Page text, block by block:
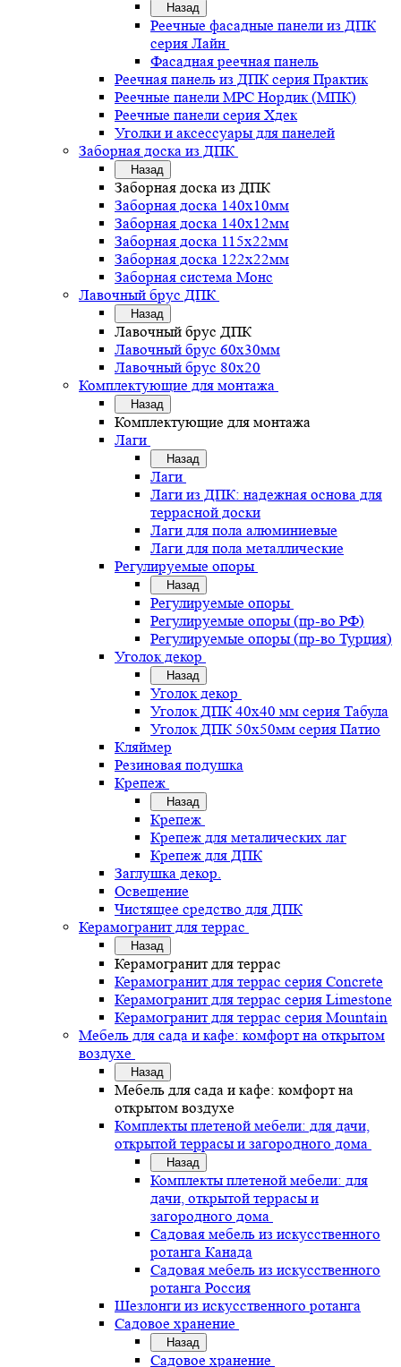
Назад
Реечные фасадные панели из ДПК
серия Лайн
Фасадная реечная панель
Реечная панель из ДПК серия Практик
Реечные панели MPC Нордик (МПК)
Реечные панели серия Хдек
Уголки и аксессуары для панелей
Заборная доска из ДПК
Назад
Заборная доска из ДПК
Заборная доска 140х10мм
Заборная доска 140х12мм
Заборная доска 115х22мм
Заборная доска 122х22мм
Заборная система Монс
Лавочный брус ДПК
Назад
Лавочный брус ДПК
Лавочный брус 60х30мм
Лавочный брус 80х20
Комплектующие для монтажа
Назад
Комплектующие для монтажа
Лаги
Назад
Лаги
Лаги из ДПК: надежная основа для
террасной доски
Лаги для пола алюминиевые
Лаги для пола металлические
Регулируемые опоры
Назад
Регулируемые опоры
Регулируемые опоры (пр-во РФ)
Регулируемые опоры (пр-во Турция)
Уголок декор
Назад
Уголок декор
Уголок ДПК 40х40 мм серия Табула
Уголок ДПК 50х50мм серия Патио
Кляймер
Резиновая подушка
Крепеж
Назад
Крепеж
Крепеж для металических лаг
Крепеж для ДПК
Заглушка декор.
Освещение
Чистящее средство для ДПК
Керамогранит для террас
Назад
Керамогранит для террас
Керамогранит для террас серия Concrete
Керамогранит для террас серия Limestone
Керамогранит для террас серия Mountain
Мебель для сада и кафе: комфорт на открытом
воздухе
Назад
Мебель для сада и кафе: комфорт на
открытом воздухе
Комплекты плетеной мебели: для дачи,
открытой террасы и загородного дома
Назад
Комплекты плетеной мебели: для
дачи, открытой террасы и
загородного дома
Садовая мебель из искусственного
ротанга Канада
Садовая мебель из искусственного
ротанга Россия
Шезлонги из искусственного ротанга
Садовое хранение
Назад
Садовое хранение